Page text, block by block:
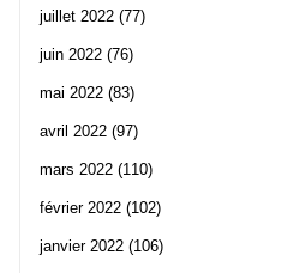
juillet 2022 (77)
juin 2022 (76)
mai 2022 (83)
avril 2022 (97)
mars 2022 (110)
février 2022 (102)
janvier 2022 (106)